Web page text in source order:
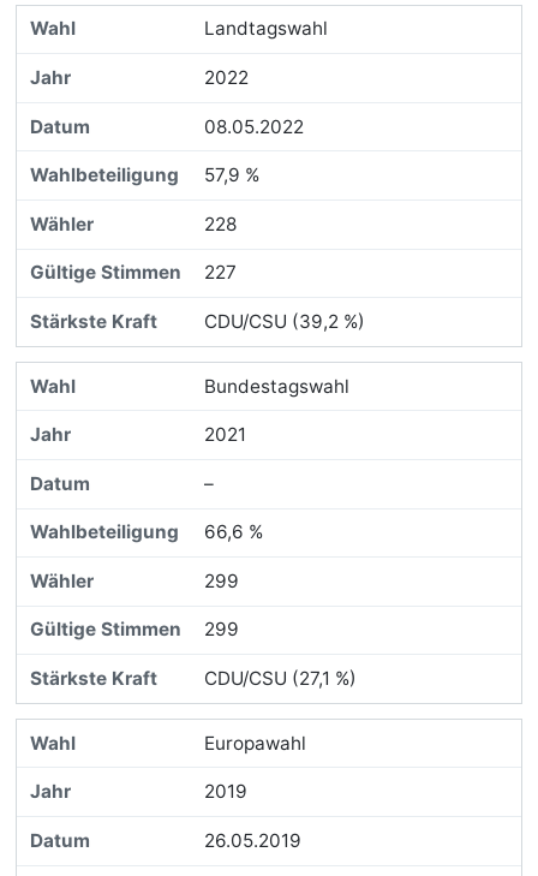
Landtagswahl
2022
08.05.2022
57,9 %
228
227
CDU/CSU (39,2 %)
Bundestagswahl
2021
–
66,6 %
299
299
CDU/CSU (27,1 %)
Europawahl
2019
26.05.2019